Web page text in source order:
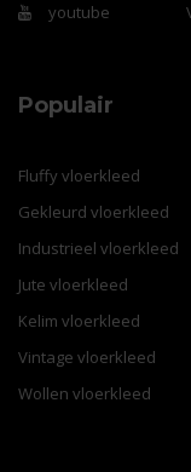
youtube
Populair
Fluffy vloerkleed
Gekleurd vloerkleed
Industrieel vloerkleed
Jute vloerkleed
Kelim vloerkleed
Vintage vloerkleed
Wollen vloerkleed